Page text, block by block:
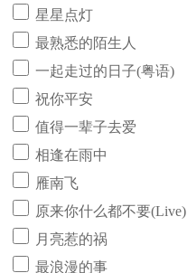
星星点灯
最熟悉的陌生人
一起走过的日子(粤语)
祝你平安
值得一辈子去爱
相逢在雨中
雁南飞
原来你什么都不要(Live)
月亮惹的祸
最浪漫的事